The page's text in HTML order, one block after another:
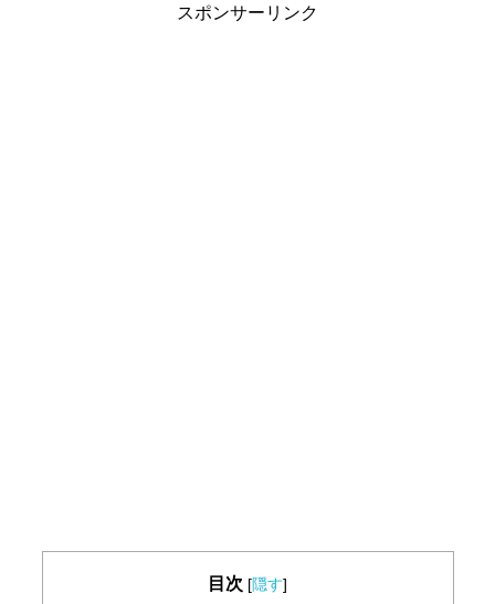
スポンサーリンク
目次 [隠す]